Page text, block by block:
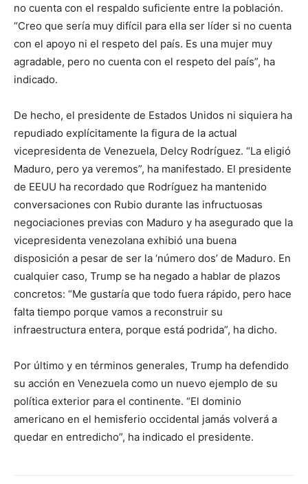
no cuenta con el respaldo suficiente entre la población.
“Creo que sería muy difícil para ella ser líder si no cuenta
con el apoyo ni el respeto del país. Es una mujer muy
agradable, pero no cuenta con el respeto del país”, ha
indicado.
De hecho, el presidente de Estados Unidos ni siquiera ha
repudiado explícitamente la figura de la actual
vicepresidenta de Venezuela, Delcy Rodríguez. “La eligió
Maduro, pero ya veremos”, ha manifestado. El presidente
de EEUU ha recordado que Rodríguez ha mantenido
conversaciones con Rubio durante las infructuosas
negociaciones previas con Maduro y ha asegurado que la
vicepresidenta venezolana exhibió una buena
disposición a pesar de ser la ‘número dos’ de Maduro. En
cualquier caso, Trump se ha negado a hablar de plazos
concretos: “Me gustaría que todo fuera rápido, pero hace
falta tiempo porque vamos a reconstruir su
infraestructura entera, porque está podrida”, ha dicho.
Por último y en términos generales, Trump ha defendido
su acción en Venezuela como un nuevo ejemplo de su
política exterior para el continente. “El dominio
americano en el hemisferio occidental jamás volverá a
quedar en entredicho”, ha indicado el presidente.